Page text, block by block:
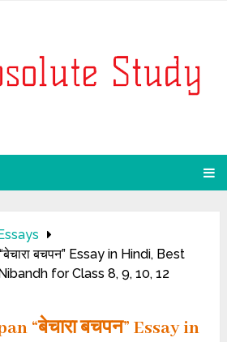
बचपन” Essay in Hindi, Best
for Class 8, 9, 10, 12
“बेचारा बचपन” Essay in